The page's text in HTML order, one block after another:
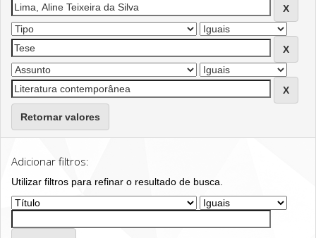
Retornar valores
Adicionar filtros:
Utilizar filtros para refinar o resultado de busca.